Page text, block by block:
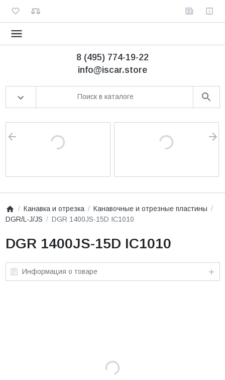
8 (495) 774-19-22
info@iscar.store
Канавка и отрезка
Канавочные и отрезные пластины
DGR/L-J/JS
DGR 1400JS-15D IC1010
DGR 1400JS-15D IC1010
Информация о товаре